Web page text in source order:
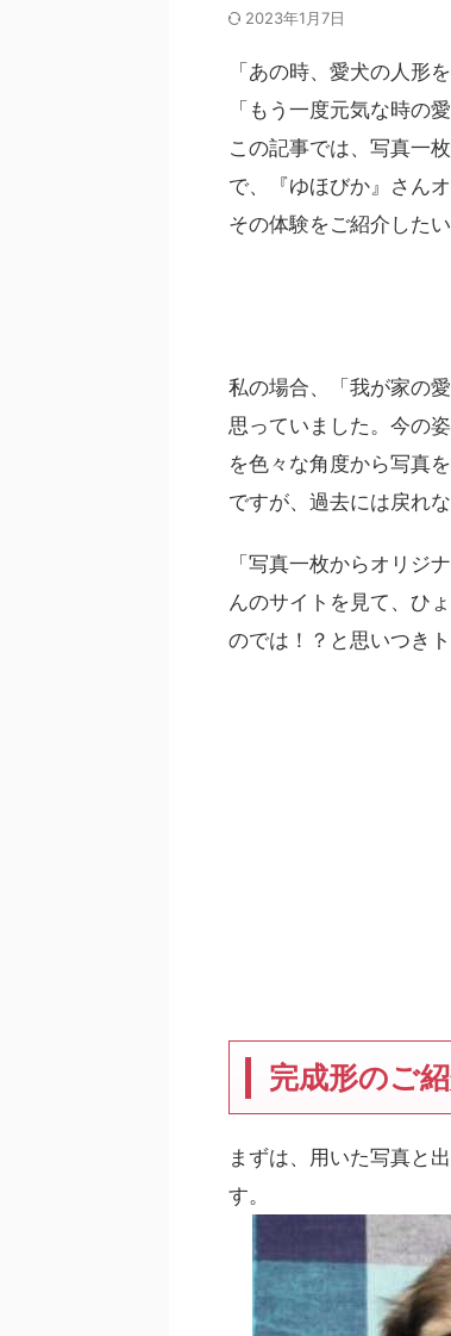
2023年1月7日
「あの時、愛犬の人形
「もう一度元気な時の
この記事では、写真一
で、『ゆほびか』さん
その体験をご紹介したい
私の場合、「我が家の
思っていました。今の
を色々な角度から写真
ですが、過去には戻れ
「写真一枚からオリジ
んのサイトを見て、ひ
のでは！？と思いつき
完成形のご
まずは、用いた写真と
す。